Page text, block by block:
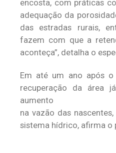
encosta, com práticas
adequação da
das estradas rurais,
fazem com que a
aconteça”, detalha o
Em até um ano após
recuperação da área
aumento
na vazão das
sistema hídrico, afirma o